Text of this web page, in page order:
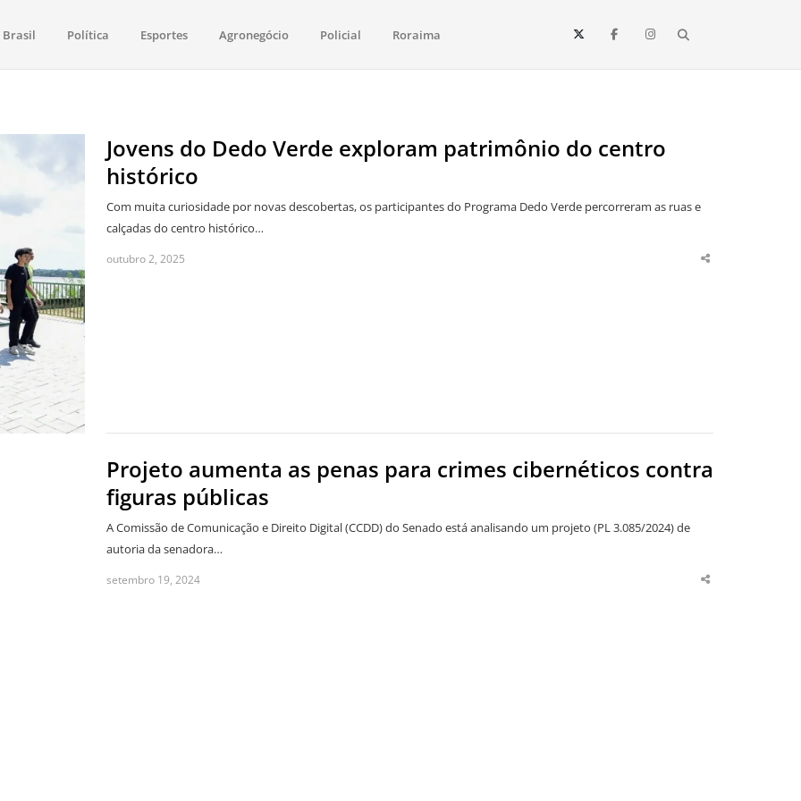
saúde, esportes, economia e os principais acontecimentos de Boa Vista e todo o estado de Roraima. Fique sempre informado
Brasil Política Esportes Agronegócio Policial Roraima
Jovens do Dedo Verde exploram patrimônio do centro
histórico
Com muita curiosidade por novas descobertas, os participantes do Programa Dedo Verde percorreram as ruas e
calçadas do centro histórico…
outubro 2, 2025
Share
Projeto aumenta as penas para crimes cibernéticos contra
figuras públicas
A Comissão de Comunicação e Direito Digital (CCDD) do Senado está analisando um projeto (PL 3.085/2024) de
autoria da senadora…
setembro 19, 2024
Share